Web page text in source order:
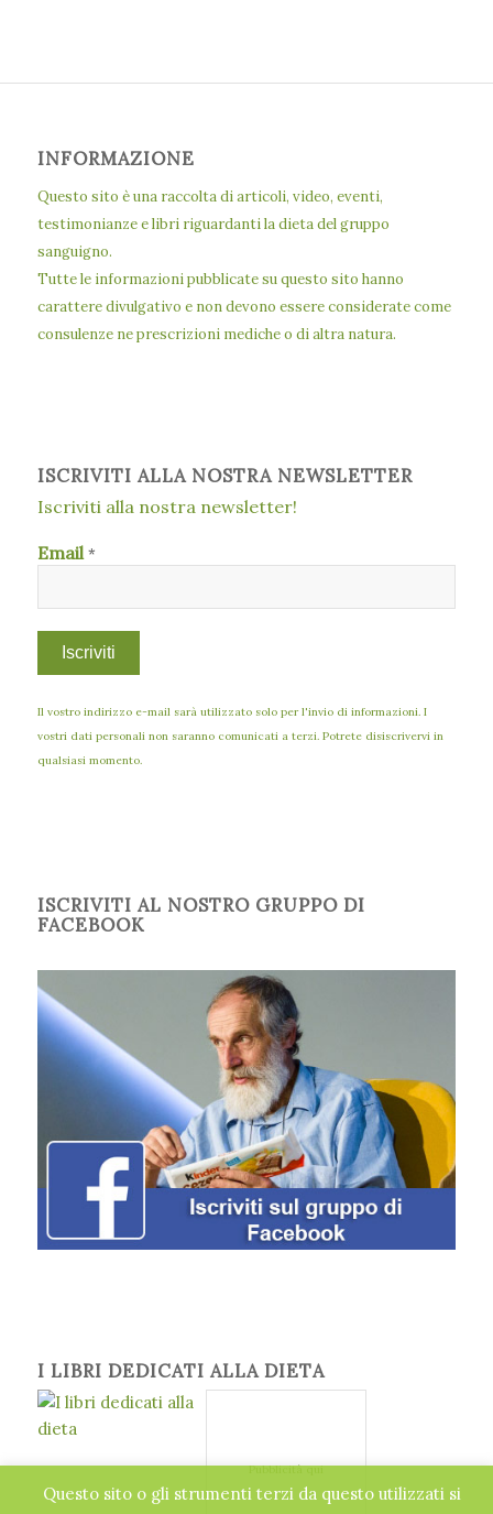
INFORMAZIONE
Questo sito è una raccolta di articoli, video, eventi,
testimonianze e libri riguardanti la dieta del gruppo
sanguigno.
Tutte le informazioni pubblicate su questo sito hanno
carattere divulgativo e non devono essere considerate come
consulenze ne prescrizioni mediche o di altra natura.
ISCRIVITI ALLA NOSTRA NEWSLETTER
Iscriviti alla nostra newsletter!
Email *
Il vostro indirizzo e-mail sarà utilizzato solo per l'invio di informazioni. I
vostri dati personali non saranno comunicati a terzi. Potrete disiscrivervi in
qualsiasi momento.
ISCRIVITI AL NOSTRO GRUPPO DI
FACEBOOK
I LIBRI DEDICATI ALLA DIETA
Pubblicità qui
Questo sito o gli strumenti terzi da questo utilizzati si